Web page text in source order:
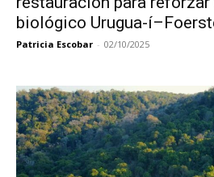
biológico Urugua-
Patricia Escobar - 02/10/2025